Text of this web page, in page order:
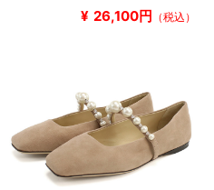
¥ 26,100円 （税込）